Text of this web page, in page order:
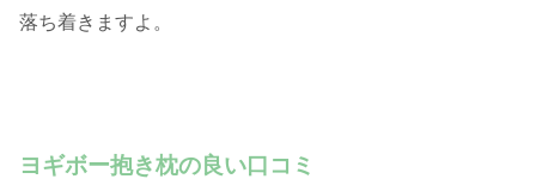
落ち着きますよ。
ヨギボー抱き枕の良い口コミ